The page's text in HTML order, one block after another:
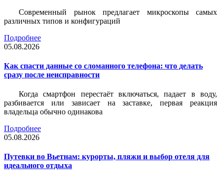
Современный рынок предлагает микроскопы самых
различных типов и конфигураций
Подробнее
05.08.2026
Как спасти данные со сломанного телефона: что делать
сразу после неисправности
Когда смартфон перестаёт включаться, падает в воду,
разбивается или зависает на заставке, первая реакция
владельца обычно одинакова
Подробнее
05.08.2026
Путевки во Вьетнам: курорты, пляжи и выбор отеля для
идеального отдыха